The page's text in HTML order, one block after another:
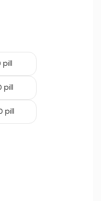
pill
pill